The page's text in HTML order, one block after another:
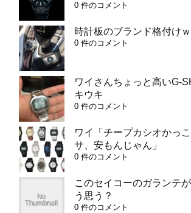
0 件のコメント
時計板のブランド格付け
0 件のコメント
ワイさんちょっと高いG-
キウキ
0 件のコメント
ワイ「チープカシオかっ
サ、安もんじゃん」
0 件のコメント
このセイコーのガランテ
う思う？
0 件のコメント